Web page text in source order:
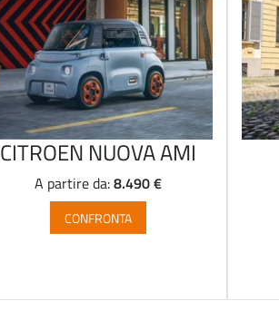
CITROEN NUOVA AMI
A partire da:8.490 €
CONFRONTA